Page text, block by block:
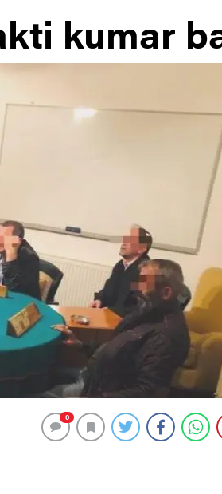
kumar
0